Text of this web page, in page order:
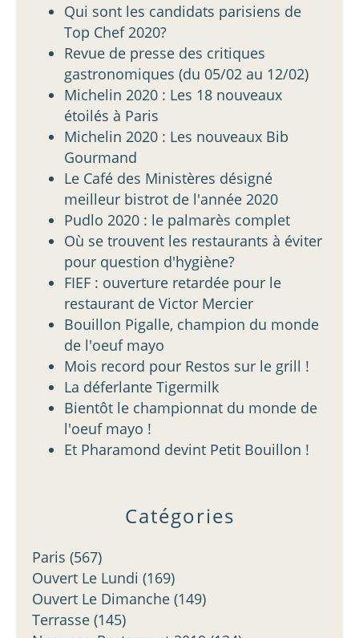
Catégories
Paris (567)
Ouvert Le Lundi (169)
Ouvert Le Dimanche (149)
Terrasse (145)
Qui sont les candidats parisiens de
Top Chef 2020?
Revue de presse des critiques
gastronomiques (du 05/02 au 12/02)
Michelin 2020 : Les 18 nouveaux
étoilés à Paris
Michelin 2020 : Les nouveaux Bib
Gourmand
Le Café des Ministères désigné
meilleur bistrot de l'année 2020
Pudlo 2020 : le palmarès complet
Où se trouvent les restaurants à éviter
pour question d'hygiène?
FIEF : ouverture retardée pour le
restaurant de Victor Mercier
Bouillon Pigalle, champion du monde
de l'oeuf mayo
Mois record pour Restos sur le grill !
La déferlante Tigermilk
Bientôt le championnat du monde de
l'oeuf mayo !
Et Pharamond devint Petit Bouillon !